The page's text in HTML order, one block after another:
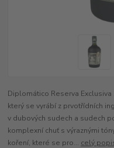
Diplomático Reserva Exclusiva
který se vyrábí z prvotřídních
v dubových sudech a sudech
komplexní chuť s výraznými
koření, které se pro... celý